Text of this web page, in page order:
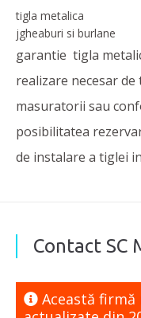
tigla metalica
jgheaburi si burlane
garantie tigla
realizare necesar
masuratorii sau
posibilitatea
de instalare a tiglei
Contact SC
Această